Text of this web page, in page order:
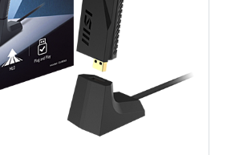
であり、MSIのサッカー界を舞台
目が向けられている。
により、コリンチャンスは約21億
し、アルゼンチン代表のカルロ
で獲得した。その他にもカルロ
グネル・ラヴ、ハビエル・マスチ